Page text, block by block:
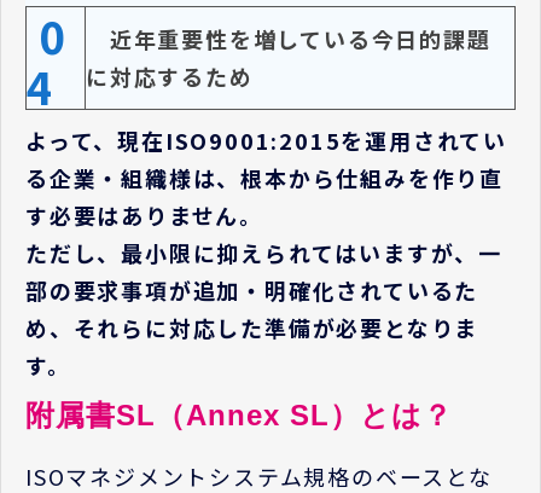
0
4
近年重要性を増している今日的課題
に対応するため
よって、現在ISO9001:2015を運用されてい
る企業・組織様は、根本から仕組みを作り直
す必要はありません。
ただし、最小限に抑えられてはいますが、一
部の要求事項が追加・明確化されているた
め、それらに対応した準備が必要となりま
す。
附属書SL（Annex SL）とは？
ISOマネジメントシステム規格のベースとな